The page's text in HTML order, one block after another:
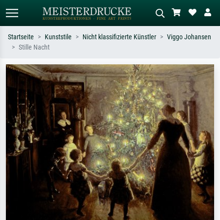
Suchen Sie nach Künstlern, Werktiteln
oder Stilen – z.B. Monet,
Sternennacht, Impressionismus, Welle
Hokusai, Akt.
Beschreiben Sie die Szene – z.B. Grüne
Wiese, Abstrakt mit viel Rot, Dunkles
Ölgemälde, Stehender Akt neben einem
Baum.
Startseite Kunststile Nicht klassifizierte Künstler
Viggo Johansen
Stille Nacht